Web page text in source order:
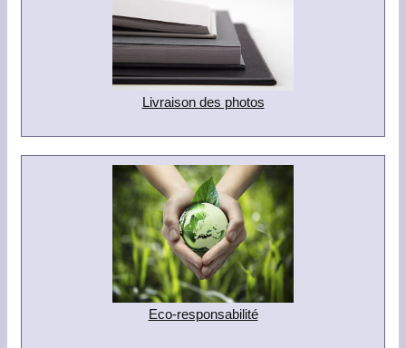
Livraison des photos
Eco-responsabilité